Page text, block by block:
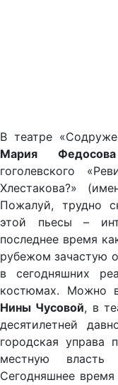
В театре
Мария Федосова
гоголевского
Хлестакова?»
Пожалуй, трудно
этой пьесы –
последнее время
рубежом зачастую
в сегодняшних
костюмах. Можно
Нины Чусовой, в
десятилетней
городская управа
местную
Сегодняшнее